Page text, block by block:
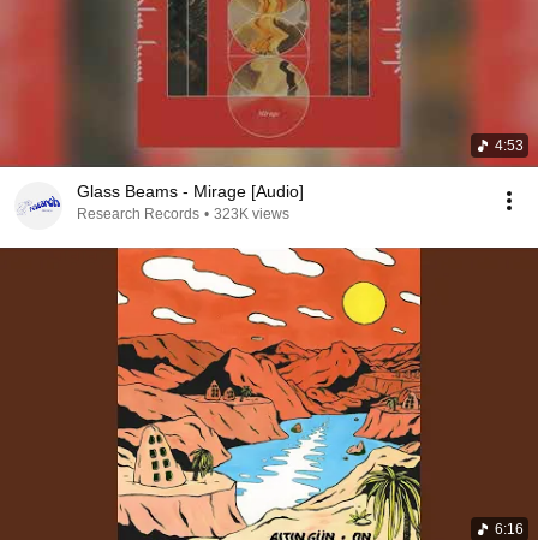
4:53
Glass Beams - Mirage [Audio]
Research Records • 323K views
6:16